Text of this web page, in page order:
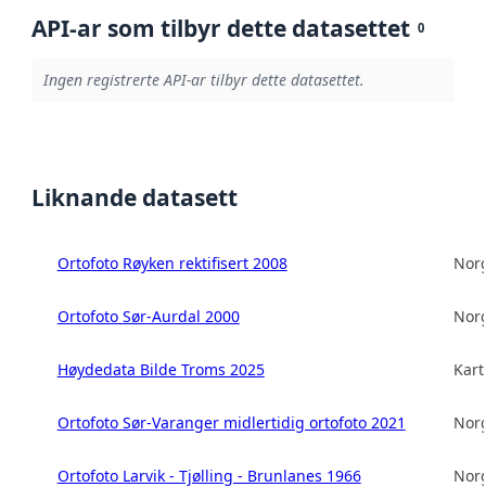
API-ar som tilbyr dette datasettet 0
Ingen registrerte API-ar tilbyr dette datasettet.
Liknande datasett
Ortofoto Røyken rektifisert 2008
Ortofoto Sør-Aurdal 2000
Høydedata Bilde Troms 2025
Ortofoto Sør-Varanger midlertidig ortofoto 2021
Ortofoto Larvik - Tjølling - Brunlanes 1966